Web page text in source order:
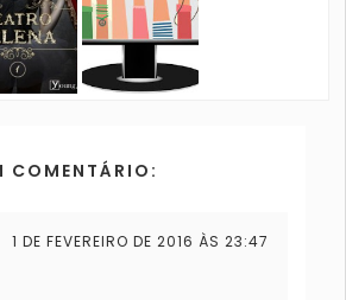
COMENTÁRIO:
1 DE FEVEREIRO DE 2016 ÀS 23:47